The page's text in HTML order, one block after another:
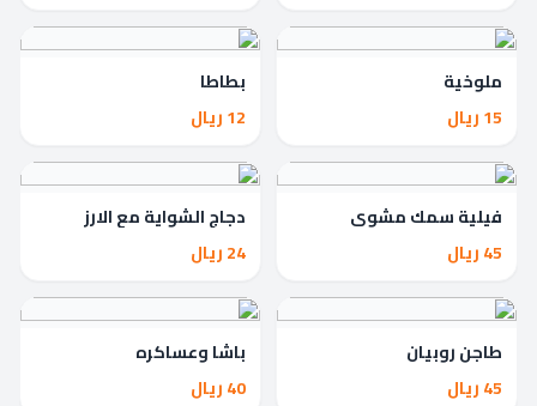
ملوخية
15 ريال
بطاطا
12 ريال
فيلية سمك مشوي
45 ريال
دجاج الشواية مع الارز
24 ريال
طاجن روبيان
45 ريال
باشا وعساكره
40 ريال